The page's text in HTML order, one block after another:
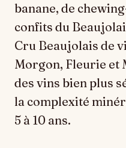
banane, de
confits du
Cru Beaujolais de
Morgon, Fleurie et
des vins bien plus
la complexité
5 à 10 ans.